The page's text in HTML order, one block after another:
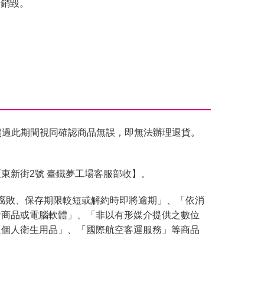
毀。
此期間視同確認商品無誤，即無法辦理退貨。
新街2號 臺鐵夢工場客服部收】。
、保存期限較短或解約時即將逾期」、「依消
品或電腦軟體」、「非以有形媒介提供之數位
人衛生用品」、「國際航空客運服務」等商品